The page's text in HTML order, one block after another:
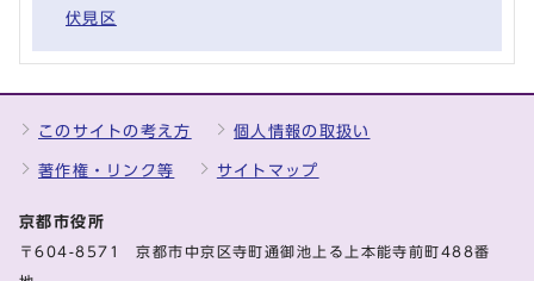
伏見区
このサイトの考え方 個人情報の取扱い
著作権・リンク等 サイトマップ
京都市役所
〒604-8571 京都市中京区寺町通御池上る上本能寺前町488番